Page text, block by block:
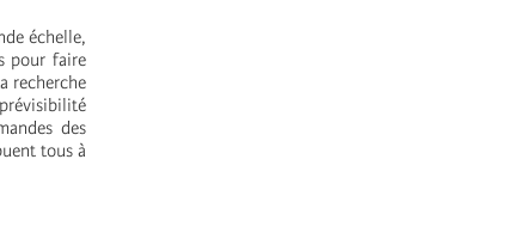
échelle,
pour faire
recherche
des
tous à